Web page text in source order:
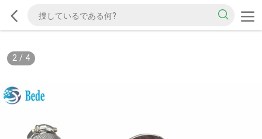
2/ 4